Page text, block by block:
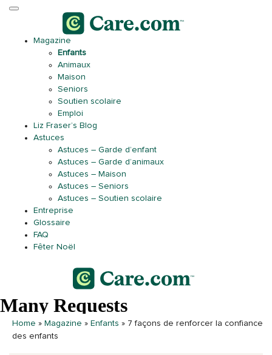
Magazine
Enfants
Animaux
Maison
Seniors
Soutien scolaire
Emploi
Liz Fraser’s Blog
Astuces
Astuces – Garde d’enfant
Astuces – Garde d’animaux
Astuces – Maison
Astuces – Seniors
Astuces – Soutien scolaire
Entreprise
Glossaire
FAQ
Fêter Noël
Home » Magazine » Enfants » 7 façons de renforcer la confiance
des enfants